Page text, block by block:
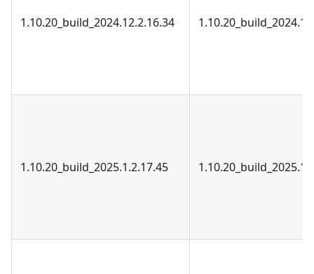
1.10.20_build_2024.12.2.16.34
1.10.20_build_2025.1.2.17.45